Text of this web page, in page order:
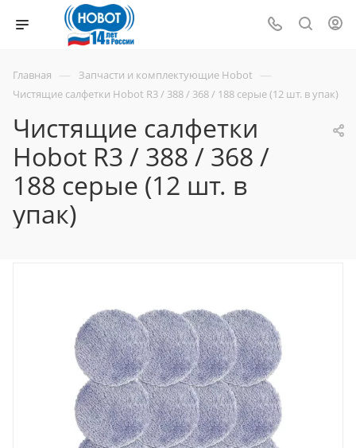
Главная — Запчасти и комплектующие Hobot —
Чистящие салфетки Hobot R3 / 388 / 368 / 188 серые (12 шт. в упак)
Чистящие салфетки
Hobot R3 / 388 / 368 /
188 серые (12 шт. в
упак)